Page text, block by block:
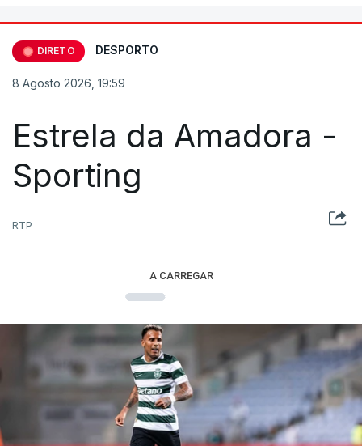
DIRETO DESPORTO
8 Agosto 2026, 19:59
Estrela da Amadora -
Sporting
RTP
A CARREGAR